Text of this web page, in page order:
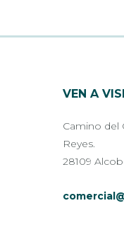
VEN A
Camino del
Reyes.
28109